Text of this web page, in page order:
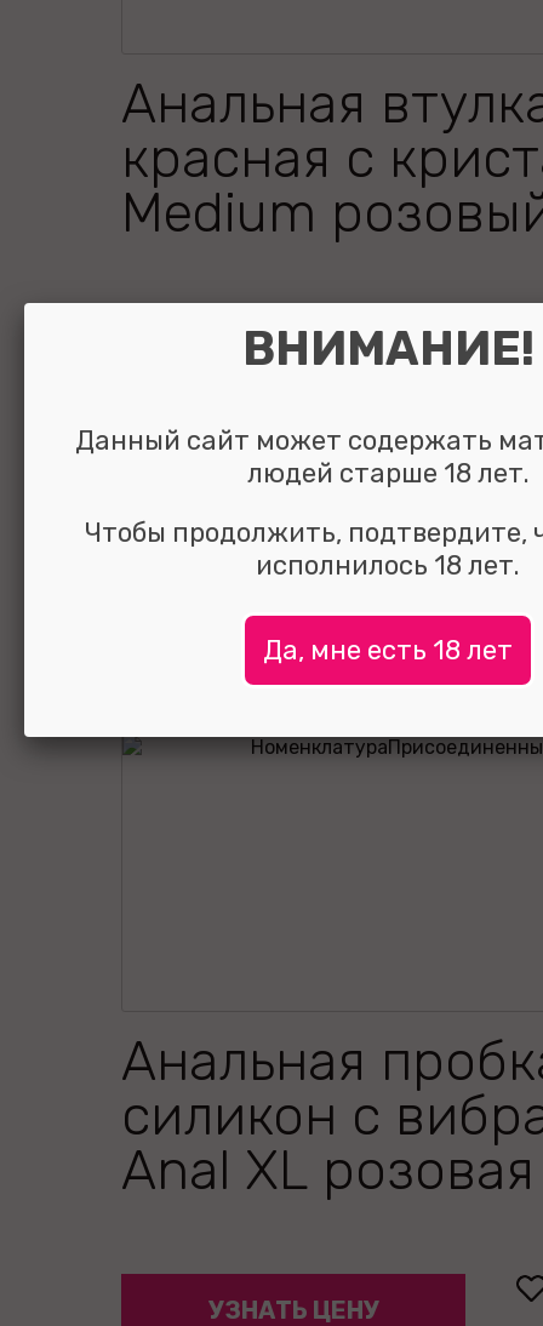
Анальная
красная с
Medium
УЗНАТЬ ЦЕНУ
Анальная
силикон с
Anal XL розовая
УЗНАТЬ ЦЕНУ
ВНИМАНИЕ!
Данный сайт может содержать
людей старше 18 лет.
Чтобы продолжить, подтвердите,
исполнилось 18 лет.
Да, мне есть 18 лет